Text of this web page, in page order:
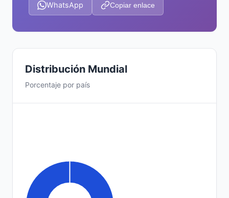
WhatsApp Copiar enlace
Distribución Mundial
Porcentaje por país